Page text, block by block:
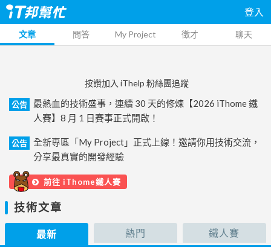
登入
文章 問答 My Project 徵才 聊天
按讚加入 iThelp 粉絲團追蹤
公告
最熱血的技術盛事，連續 30 天的修煉【2026 iThome 鐵
人賽】8 月 1 日賽事正式開啟！
公告
全新專區「My Project」正式上線！邀請你用技術交流，
分享最真實的開發經驗
前往 iThome鐵人賽
技術文章
最新 熱門 鐵人賽